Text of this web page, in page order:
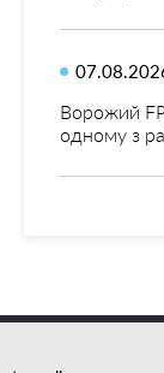
Ворожий
одному з